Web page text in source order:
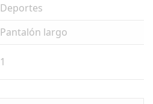
Deportes
Pantalón largo
1